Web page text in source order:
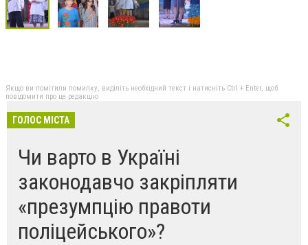
Якщо ви помітили помилку, виділіть необхідний текст і натисніть Ctrl + Enter, щоб
повідомити про це редакцію
ГОЛОС МІСТА
Чи варто в Україні
законодавчо закріпляти
«презумпцію правоти
поліцейського»?